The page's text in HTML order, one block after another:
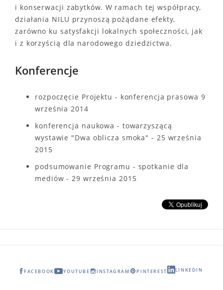
i konserwacji zabytków. W ramach tej współpracy,
działania NILU przynoszą pożądane efekty,
zarówno ku satysfakcji lokalnych społeczności, jak
i z korzyścią dla narodowego dziedzictwa.
Konferencje
rozpoczęcie Projektu - konferencja prasowa 9
września 2014
konferencja naukowa - towarzyszącą
wystawie "Dwa oblicza smoka" - 25 września
2015
podsumowanie Programu - spotkanie dla
mediów - 29 września 2015
FACEBOOK YOUTUBE INSTAGRAM PINTEREST LINKEDIN